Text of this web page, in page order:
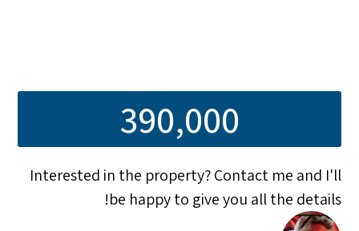
390,000
Interested in the property? Contact me and I'll
be happy to give you all the details!